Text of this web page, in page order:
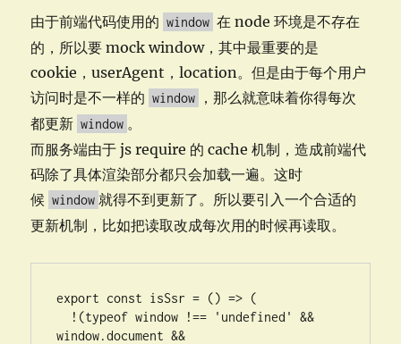
由于前端代码使用的 window 在 node 环境是不存在
的，所以要 mock window，其中最重要的是
cookie，userAgent，location。但是由于每个用户
访问时是不一样的 window
，那么就意味着你得每次
都更新 window 。
而服务端由于 js require 的 cache 机制，造成前端代
码除了具体渲染部分都只会加载一遍。这时
候 window 就得不到更新了。所以要引入一个合适的
更新机制，比如把读取改成每次用的时候再读取。
export const isSsr = () => (
window.document &&